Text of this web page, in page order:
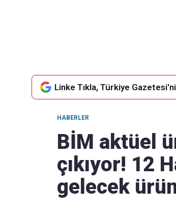
Linke Tıkla, Türkiye
HABERLER
BİM aktüel
çıkıyor! 12
gelecek